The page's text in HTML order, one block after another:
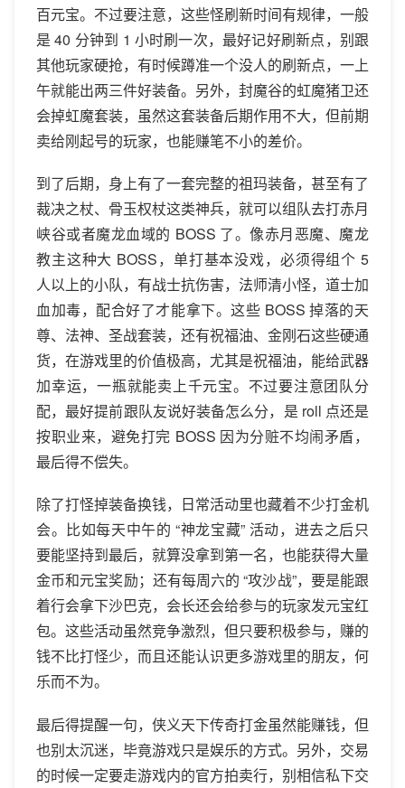
百元宝。不过要注意，这些怪刷新时间有规律，一般
是 40 分钟到 1 小时刷一次，最好记好刷新点，别跟
其他玩家硬抢，有时候蹲准一个没人的刷新点，一上
午就能出两三件好装备。另外，封魔谷的虹魔猪卫还
会掉虹魔套装，虽然这套装备后期作用不大，但前期
卖给刚起号的玩家，也能赚笔不小的差价。
到了后期，身上有了一套完整的祖玛装备，甚至有了
裁决之杖、骨玉权杖这类神兵，就可以组队去打赤月
峡谷或者魔龙血域的 BOSS 了。像赤月恶魔、魔龙
教主这种大 BOSS，单打基本没戏，必须得组个 5
人以上的小队，有战士抗伤害，法师清小怪，道士加
血加毒，配合好了才能拿下。这些 BOSS 掉落的天
尊、法神、圣战套装，还有祝福油、金刚石这些硬通
货，在游戏里的价值极高，尤其是祝福油，能给武器
加幸运，一瓶就能卖上千元宝。不过要注意团队分
配，最好提前跟队友说好装备怎么分，是 roll 点还是
按职业来，避免打完 BOSS 因为分赃不均闹矛盾，
最后得不偿失。
除了打怪掉装备换钱，日常活动里也藏着不少打金机
会。比如每天中午的 “神龙宝藏” 活动，进去之后只
要能坚持到最后，就算没拿到第一名，也能获得大量
金币和元宝奖励；还有每周六的 “攻沙战”，要是能跟
着行会拿下沙巴克，会长还会给参与的玩家发元宝红
包。这些活动虽然竞争激烈，但只要积极参与，赚的
钱不比打怪少，而且还能认识更多游戏里的朋友，何
乐而不为。
最后得提醒一句，侠义天下传奇打金虽然能赚钱，但
也别太沉迷，毕竟游戏只是娱乐的方式。另外，交易
的时候一定要走游戏内的官方拍卖行，别相信私下交